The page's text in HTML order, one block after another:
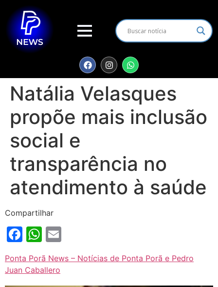
Natália Velasques
propõe mais inclusão
social e
transparência no
atendimento à saúde
Compartilhar
Facebook
WhatsApp
Ponta Porã News – Notícias de Ponta Porã e Pedro
Juan Caballero